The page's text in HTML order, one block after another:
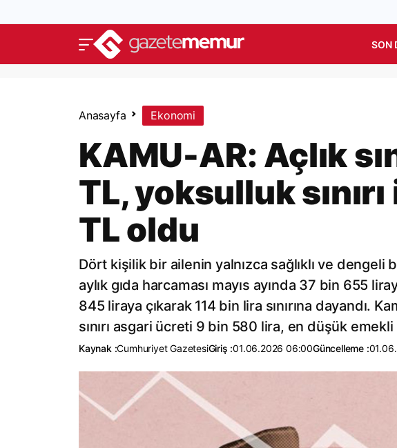
SON
Anasayfa Ekonomi
KAMU-AR: Açlık
TL, yoksulluk
TL oldu
Dört kişilik bir ailenin yalnızca sağlıklı ve
aylık gıda harcaması mayıs ayında 37 bin 655
845 liraya çıkarak 114 bin lira sınırına dayandı.
sınırı asgari ücreti 9 bin 580 lira, en düşük emekli
Kaynak :Cumhuriyet GazetesiGiriş :01.06.2026 06:00Güncelleme :